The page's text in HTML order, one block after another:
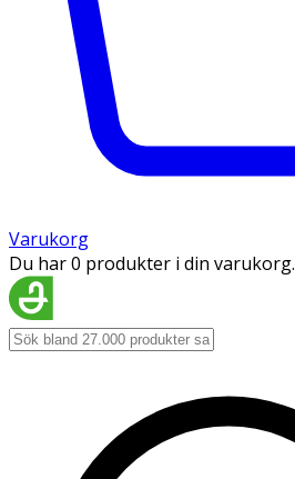
Varukorg
Du har 0 produkter i din varukorg.